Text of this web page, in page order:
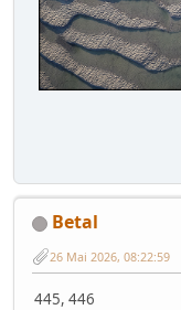
Betal
26 Mai 2026, 08:22:59
445, 446